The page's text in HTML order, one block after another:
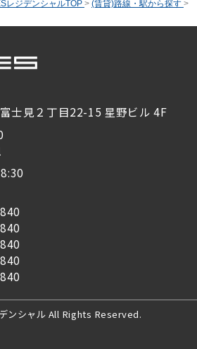
レジデンシャルTOP > (賃貸)路線・駅から探す >
士見２丁目22-15 星野ビル 4F
ンシャル All Rights Reserved.